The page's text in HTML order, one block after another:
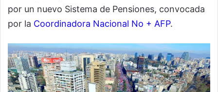
por un nuevo Sistema de Pensiones, convocada
por la Coordinadora Nacional No + AFP.